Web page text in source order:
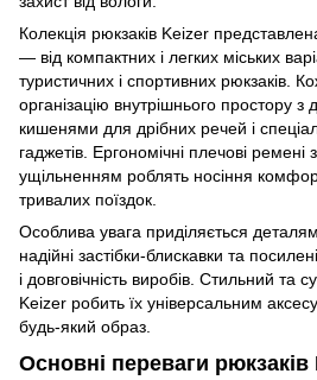
Колекція рюкзаків Keizer
— від компактних і легких міських
туристичних і спортивних рюкзаків.
організацію внутрішнього простору з
кишенями для дрібних речей і
гаджетів. Ергономічні плечові ремені
ущільненням роблять носіння
тривалих поїздок.
Особлива увага приділяється
надійні застібки-блискавки та
і довговічність виробів. Стильний та
Keizer робить їх універсальним
будь-який образ.
Основні переваги рюкзаків